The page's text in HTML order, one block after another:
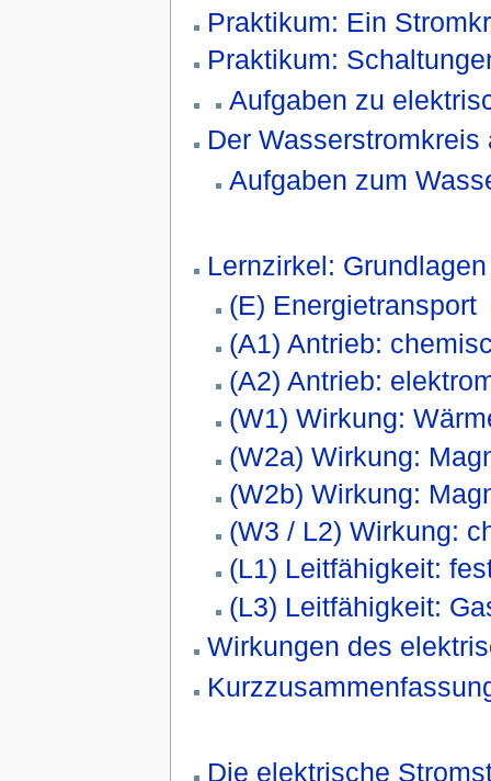
Praktikum: Ein
Praktikum:
Aufgaben zu
Der
Aufgaben zum
Lernzirkel:
(E) Energietransport
(A1) Antrieb:
(A2) Antrieb:
(W1) Wirkung:
(W2a) Wirkung:
(W2b) Wirkung:
(W3 / L2) Wirkung:
(L1) Leitfähigkeit:
(L3) Leitfähigkeit:
Wirkungen des
Die elektrische